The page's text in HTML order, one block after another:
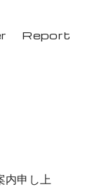
Report
内申し上